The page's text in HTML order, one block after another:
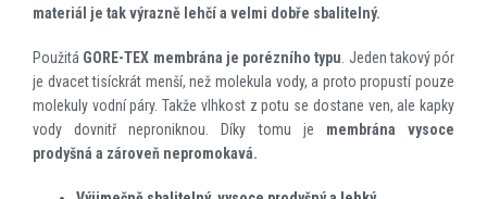
materiál je tak výrazně lehčí a velmi dobře sbalitelný.
Použitá GORE-TEX membrána je porézního typu . Jeden takový pór
je dvacet tisíckrát menší, než molekula vody, a proto propustí pouze
molekuly vodní páry. Takže vlhkost z potu se dostane ven, ale kapky
vody dovnitř neproniknou. Díky tomu je membrána vysoce
prodyšná a zároveň nepromokavá.